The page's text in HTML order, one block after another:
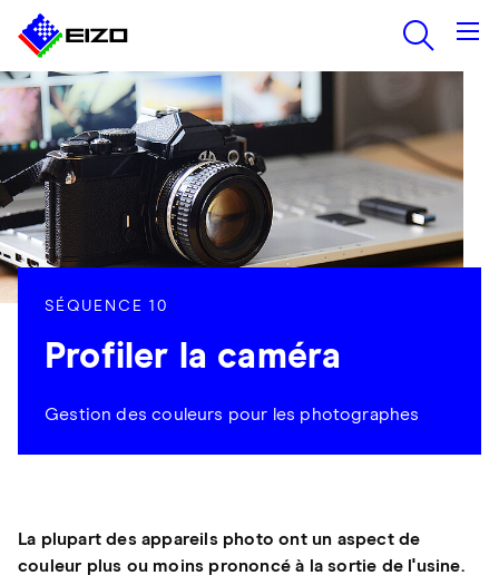
SÉQUENCE 10
Profiler la caméra
Gestion des couleurs pour les photographes
La plupart des appareils photo ont un aspect de
couleur plus ou moins prononcé à la sortie de l'usine.